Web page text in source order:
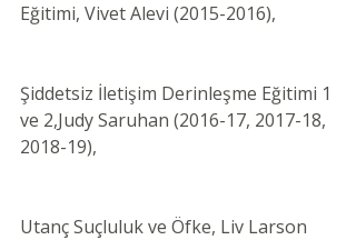
Eğitimi, Vivet Alevi (2015-2016),
Şiddetsiz İletişim Derinleşme Eğitimi 1
ve 2,Judy Saruhan (2016-17, 2017-18,
2018-19),
Utanç Suçluluk ve Öfke, Liv Larson